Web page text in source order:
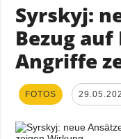
Syrskyj:
Bezug
Angriffe
FOTOS